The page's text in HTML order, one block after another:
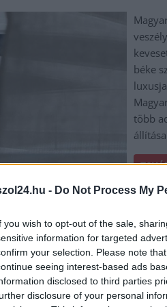
- Do Not Process My
you wish to opt-out of the sale,
information for targeted
your selection. Please note
seeing interest-based ads
disclosed to third parties
disclosure of your personal
béke
több
vagyonosodási